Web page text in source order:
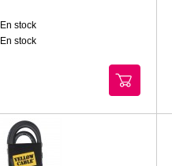
En stock
En stock